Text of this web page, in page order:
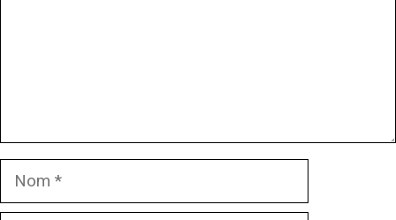
Nom